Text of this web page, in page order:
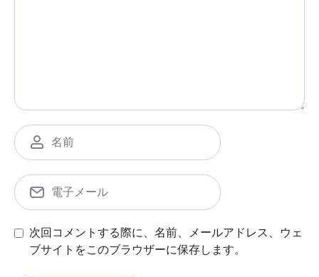
次回コメントする際に、名前、メールアドレス、ウェ
ブサイトをこのブラウザーに保存します。